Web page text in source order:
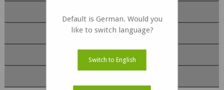
Software
Default is German. Would you
like to switch language?
Switch to English